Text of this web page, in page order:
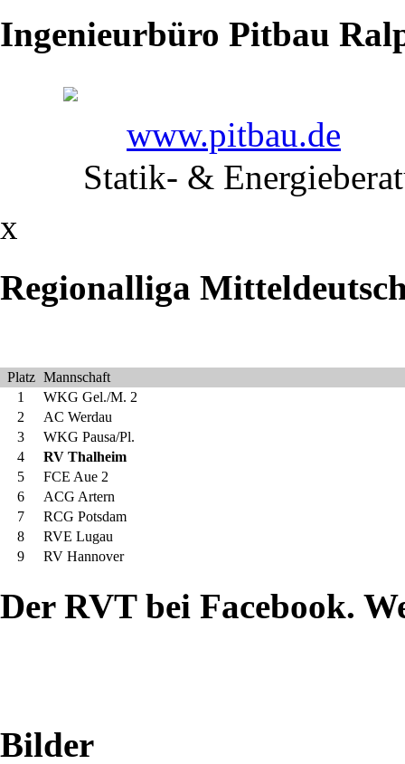
Ingenieurbüro Pitbau
www.pitbau.de
Statik- &
x
Regionalliga
Platz Mannschaft
1
WKG Gel./M. 2
2
AC Werdau
3
WKG Pausa/Pl.
4
RV Thalheim
5
FCE Aue 2
6
ACG Artern
7
RCG Potsdam
8
RVE Lugau
9
RV Hannover
Der RVT bei Facebook.
Bilder
Mit
320
Teilnehmerinnen
Vereinen,
darunter
aus
der
Schweiz,
Ungarn
oder
Frankreich
war
die
des